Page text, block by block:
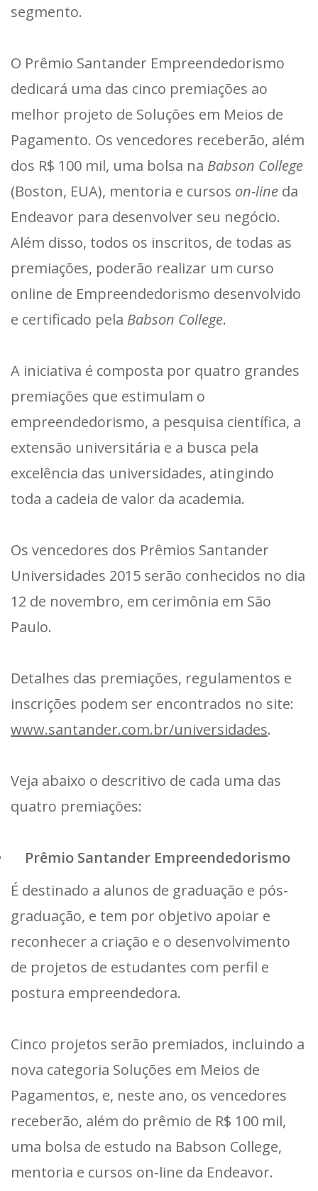
segmento.
O Prêmio Santander Empreendedorismo
dedicará uma das cinco premiações ao
melhor projeto de Soluções em Meios de
Pagamento. Os vencedores receberão, além
dos R$ 100 mil, uma bolsa na Babson College
(Boston, EUA), mentoria e cursos on-line da
Endeavor para desenvolver seu negócio.
Além disso, todos os inscritos, de todas as
premiações, poderão realizar um curso
online de Empreendedorismo desenvolvido
e certificado pela Babson College.
A iniciativa é composta por quatro grandes
premiações que estimulam o
empreendedorismo, a pesquisa científica, a
extensão universitária e a busca pela
excelência das universidades, atingindo
toda a cadeia de valor da academia.
Os vencedores dos Prêmios Santander
Universidades 2015 serão conhecidos no dia
12 de novembro, em cerimônia em São
Paulo.
Detalhes das premiações, regulamentos e
inscrições podem ser encontrados no site:
www.santander.com.br/universidades.
Veja abaixo o descritivo de cada uma das
quatro premiações:
Prêmio Santander Empreendedorismo
É destinado a alunos de graduação e pós-
graduação, e tem por objetivo apoiar e
reconhecer a criação e o desenvolvimento
de projetos de estudantes com perfil e
postura empreendedora.
Cinco projetos serão premiados, incluindo a
nova categoria Soluções em Meios de
Pagamentos, e, neste ano, os vencedores
receberão, além do prêmio de R$ 100 mil,
uma bolsa de estudo na Babson College,
mentoria e cursos on-line da Endeavor.